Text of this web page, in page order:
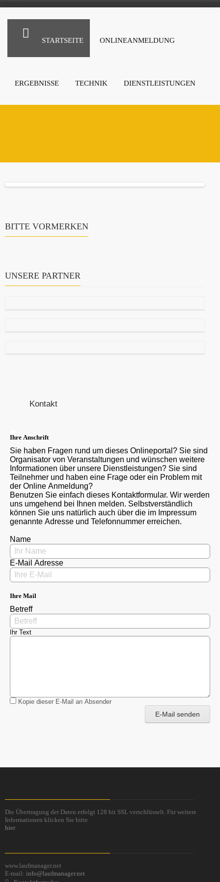
STARTSEITE ONLINEANMELDUNG
ERGEBNISSE TECHNIK DIENSTLEISTUNGEN
BITTE VORMERKEN
UNSERE PARTNER
Kontakt
Ihre Anschrift
Sie haben Fragen rund um dieses Onlineportal? Sie sind
Organisator von Veranstaltungen und wünschen weitere
Informationen über unsere Dienstleistungen? Sie sind
Teilnehmer und haben eine Frage oder ein Problem mit
der Online Anmeldung?
Benutzen Sie einfach dieses Kontaktformular. Wir werden
uns umgehend bei Ihnen melden. Selbstverständlich
können Sie uns natürlich auch über die im Impressum
genannte Adresse und Telefonnummer erreichen.
Name
E-Mail Adresse
Ihre Mail
Betreff
Ihr Text
Kopie dieser E-Mail an Absender
E-Mail senden
Die Übertragung der Daten erfolgt 128 bit SSL verschlüsselt. Für weitere
Informationen klicken Sie bitte
hier
www.laufmanager.net
E-mail: info@laufmanager.net